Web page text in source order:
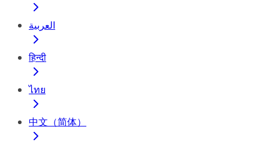
العربية
हिन्दी
ไทย
中文（简体）